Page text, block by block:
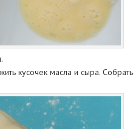
кусочек масла и сыра.